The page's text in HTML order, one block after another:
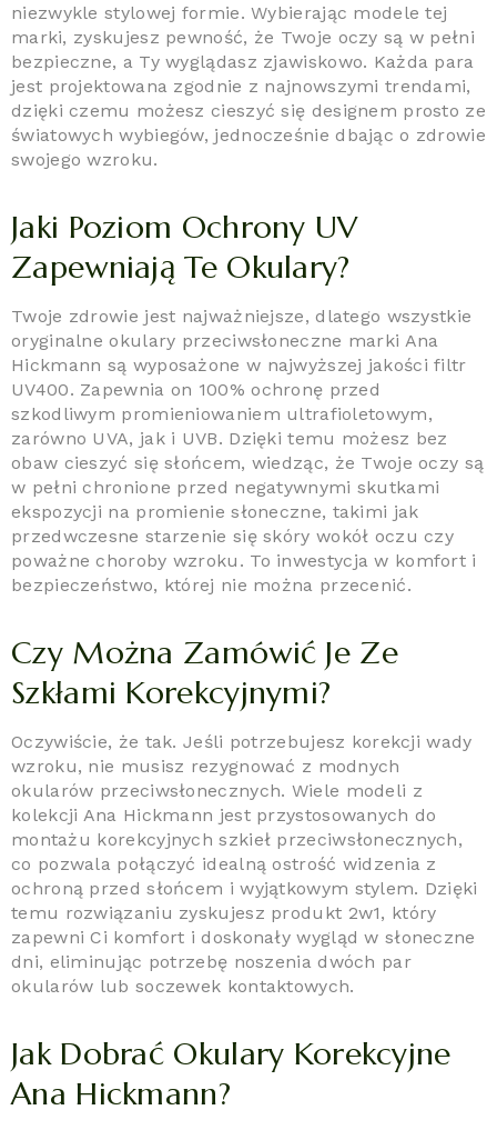
niezwykle stylowej formie. Wybierając modele tej
marki, zyskujesz pewność, że Twoje oczy są w pełni
bezpieczne, a Ty wyglądasz zjawiskowo. Każda para
jest projektowana zgodnie z najnowszymi trendami,
dzięki czemu możesz cieszyć się designem prosto ze
światowych wybiegów, jednocześnie dbając o zdrowie
swojego wzroku.
Jaki Poziom Ochrony UV
Zapewniają Te Okulary?
Twoje zdrowie jest najważniejsze, dlatego wszystkie
oryginalne okulary przeciwsłoneczne marki Ana
Hickmann są wyposażone w najwyższej jakości filtr
UV400. Zapewnia on 100% ochronę przed
szkodliwym promieniowaniem ultrafioletowym,
zarówno UVA, jak i UVB. Dzięki temu możesz bez
obaw cieszyć się słońcem, wiedząc, że Twoje oczy są
w pełni chronione przed negatywnymi skutkami
ekspozycji na promienie słoneczne, takimi jak
przedwczesne starzenie się skóry wokół oczu czy
poważne choroby wzroku. To inwestycja w komfort i
bezpieczeństwo, której nie można przecenić.
Czy Można Zamówić Je Ze
Szkłami Korekcyjnymi?
Oczywiście, że tak. Jeśli potrzebujesz korekcji wady
wzroku, nie musisz rezygnować z modnych
okularów przeciwsłonecznych. Wiele modeli z
kolekcji Ana Hickmann jest przystosowanych do
montażu korekcyjnych szkieł przeciwsłonecznych,
co pozwala połączyć idealną ostrość widzenia z
ochroną przed słońcem i wyjątkowym stylem. Dzięki
temu rozwiązaniu zyskujesz produkt 2w1, który
zapewni Ci komfort i doskonały wygląd w słoneczne
dni, eliminując potrzebę noszenia dwóch par
okularów lub soczewek kontaktowych.
Jak Dobrać Okulary Korekcyjne
Ana Hickmann?